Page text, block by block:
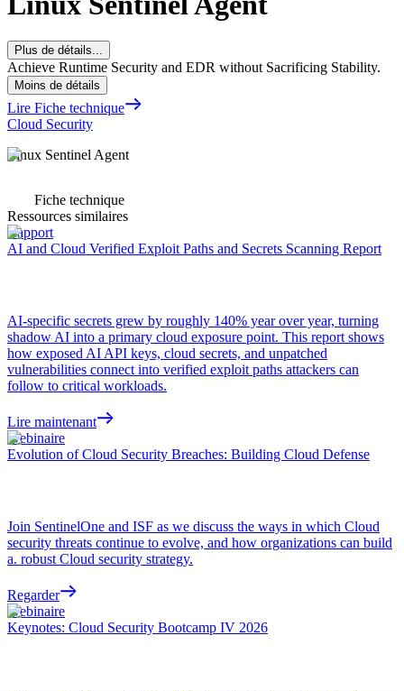
Plus de détails...
Achieve Runtime Security and EDR without Sacrificing Stability.
Moins de détails
Lire Fiche technique
Cloud Security
Linux Sentinel Agent
Fiche technique
Ressources similaires
Rapport
AI and Cloud Verified Exploit Paths and Secrets Scanning Report
AI-specific secrets grew by roughly 140% year over year, turning
shadow AI into a primary cloud exposure point. This report shows
how exposed AI API keys, cloud secrets, and unpatched
vulnerabilities connect into verified exploit paths attackers can
follow to critical workloads.
Lire maintenant
Webinaire
Evolution of Cloud Security Breaches: Building Cloud Defense
Join SentinelOne and ISF as we discuss the ways in which Cloud
security threats continue to evolve, and how organizations can build
a. robust Cloud security strategy.
Regarder
Webinaire
Keynotes: Cloud Security Bootcamp IV 2026